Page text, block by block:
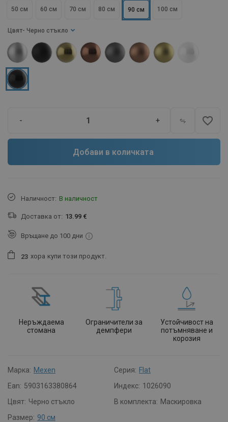
50 см 60 см 70 см 80 см 90 см 100 см
Цвят - Черно стъкло
- + favorite_border
Добави в количката
Наличност: В наличност
Доставка от: 13.99 €
Връщане до 100 дни
23 хора купи този продукт.
Неръждаема
стомана
Ограничители за
демпфери
Устойчивост на
потъмняване и
корозия
Марка: Mexen Серия: Flat
Ean: 5903163380864 Индекс: 1026090
Цвят: Черно стъкло В комплекта: Маскировка
Размер: 90 см